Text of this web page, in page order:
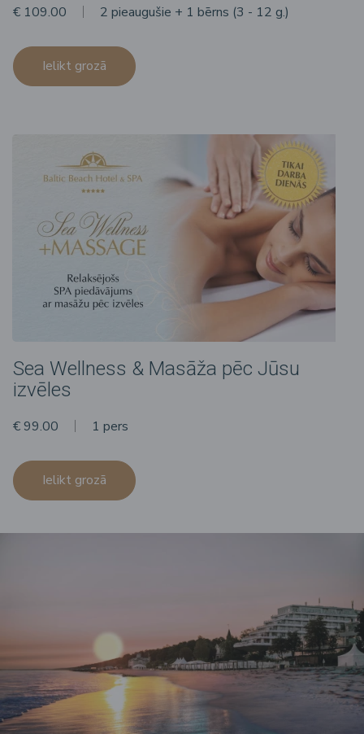
€ 109.00 2 pieaugušie + 1 bērns (3 - 12 g.)
Ielikt grozā
Sea Wellness & Masāža pēc Jūsu
izvēles
€ 99.00 1 pers
Ielikt grozā